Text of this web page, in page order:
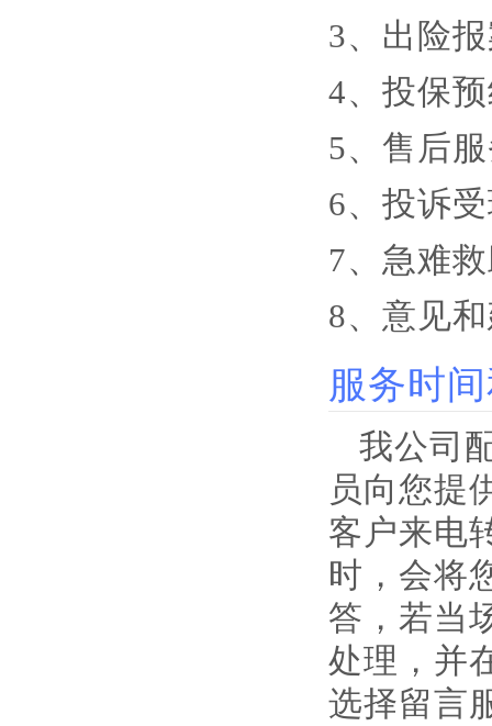
3、出险
4、投保
5、售后
6、投诉
7、急难
8、意见
服务时
我公司
员向您提
客户来电
时，会将
答，若当
处理，并
选择留言